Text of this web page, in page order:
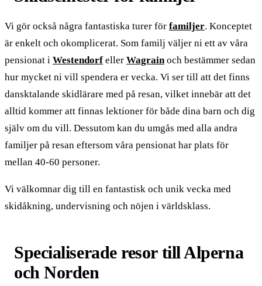
Vi gör också några fantastiska turer för familjer. Konceptet
är enkelt och okomplicerat. Som familj väljer ni ett av våra
pensionat i Westendorf eller Wagrain och bestämmer sedan
hur mycket ni vill spendera er vecka. Vi ser till att det finns
dansktalande skidlärare med på resan, vilket innebär att det
alltid kommer att finnas lektioner för både dina barn och dig
själv om du vill. Dessutom kan du umgås med alla andra
familjer på resan eftersom våra pensionat har plats för
mellan 40-60 personer.
Vi välkomnar dig till en fantastisk och unik vecka med
skidåkning, undervisning och nöjen i världsklass.
Specialiserade resor till Alperna
och Norden